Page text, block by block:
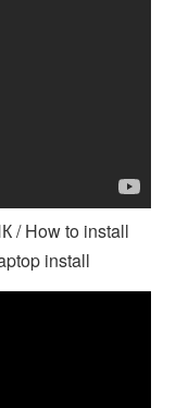
/ How to install
install